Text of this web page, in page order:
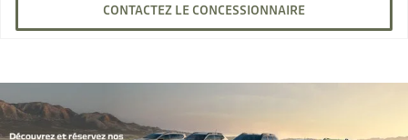
CONTACTEZ LE CONCESSIONNAIRE